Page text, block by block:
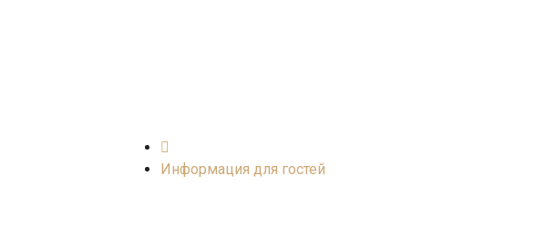
Информация для гостей